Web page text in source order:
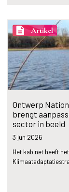
description Artikel
Ontwerp
brengt
sector in beeld
3 jun 2026
Het kabinet heeft